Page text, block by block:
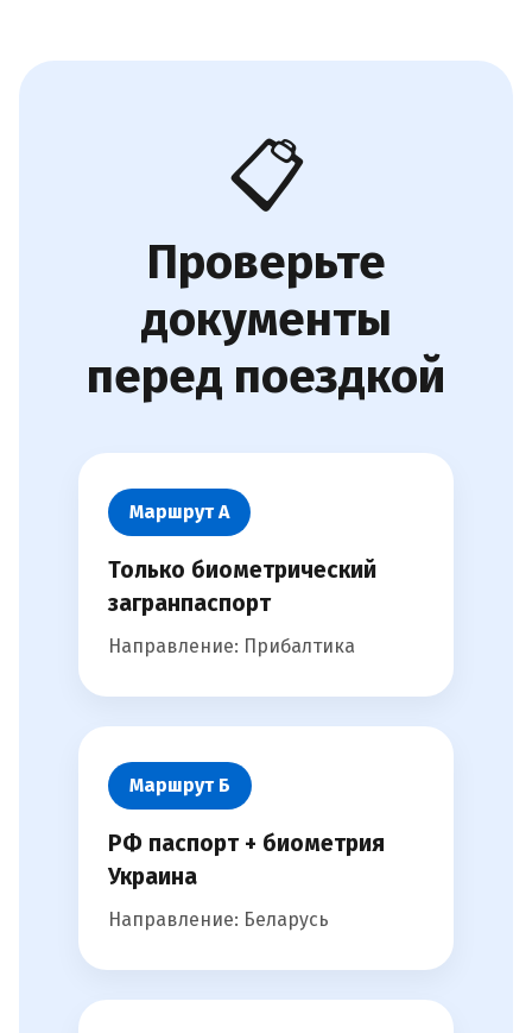
📋
Проверьте
документы
перед поездкой
Маршрут А
Только биометрический
загранпаспорт
Направление: Прибалтика
Маршрут Б
РФ паспорт + биометрия
Украина
Направление: Беларусь